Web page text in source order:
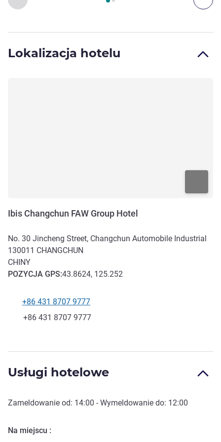
Lokalizacja hotelu
Ibis Changchun FAW Group Hotel
No. 30 Jincheng Street, Changchun Automobile Industrial
130011 CHANGCHUN
CHINY
POZYCJA GPS:43.8624, 125.252
Telefon
+86 431 8707 9777
Faks
+86 431 8707 9777
Usługi hotelowe
Zameldowanie od: 14:00 - Wymeldowanie do: 12:00
Na miejscu